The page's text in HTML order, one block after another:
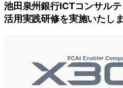
池田泉州銀行ICTコンサル
活用実践研修を実施いたし